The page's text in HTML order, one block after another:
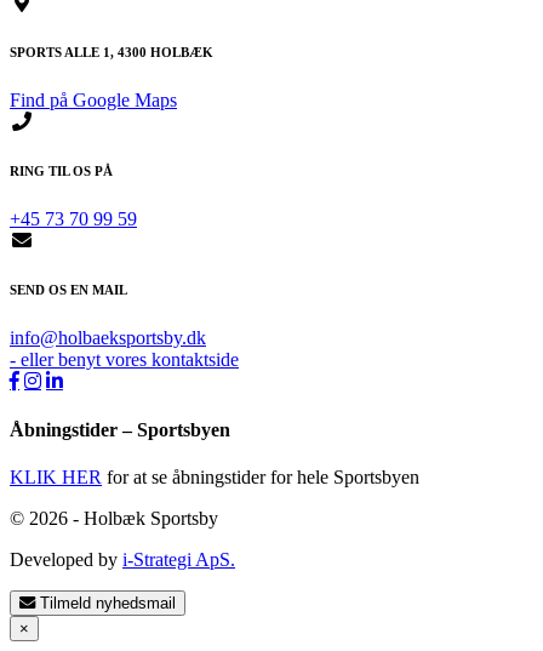
SPORTS ALLE 1, 4300 HOLBÆK
Find på Google Maps
RING TIL OS PÅ
+45 73 70 99 59
SEND OS EN MAIL
info@holbaeksportsby.dk
- eller benyt vores kontaktside
Åbningstider – Sportsbyen
KLIK HER for at se åbningstider for hele Sportsbyen
© 2026 - Holbæk Sportsby
Developed by i-Strategi ApS.
Tilmeld nyhedsmail
×